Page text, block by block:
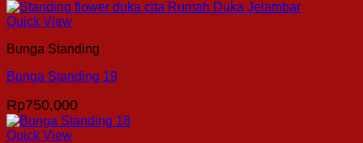
Quick View
Bunga Standing
Bunga Standing 19
Rp750,000
Quick View